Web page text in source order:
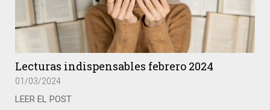
Lecturas indispensables febrero 2024
01/03/2024
LEER EL POST